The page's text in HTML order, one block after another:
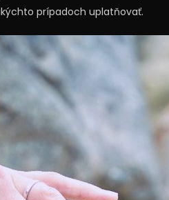
prípadoch uplatňovať.